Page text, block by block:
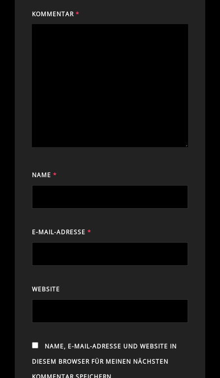
KOMMENTAR *
NAME *
E-MAIL-ADRESSE *
WEBSITE
NAME, E-MAIL-ADRESSE UND WEBSITE IN
DIESEM BROWSER FÜR MEINEN NÄCHSTEN